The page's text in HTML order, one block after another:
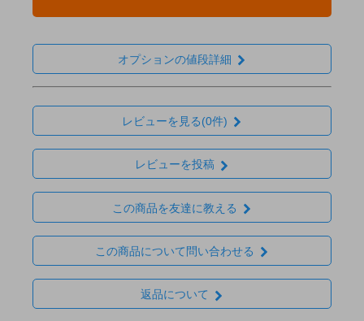
オプションの値段詳細
レビューを見る(0件)
レビューを投稿
この商品を友達に教える
この商品について問い合わせる
返品について